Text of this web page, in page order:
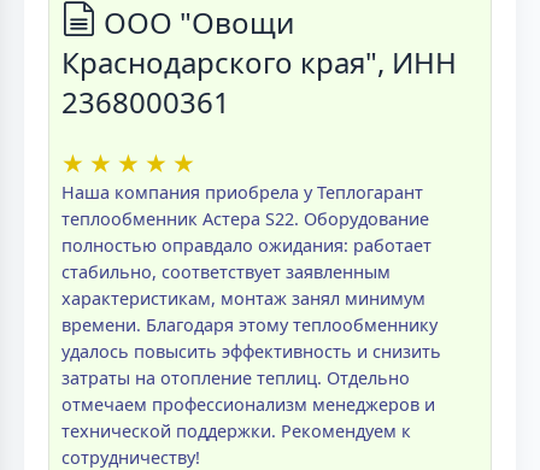
ООО "Овощи
Краснодарского края", ИНН
2368000361
★ ★ ★ ★ ★
Наша компания приобрела у Теплогарант
теплообменник Астера S22. Оборудование
полностью оправдало ожидания: работает
стабильно, соответствует заявленным
характеристикам, монтаж занял минимум
времени. Благодаря этому теплообменнику
удалось повысить эффективность и снизить
затраты на отопление теплиц. Отдельно
отмечаем профессионализм менеджеров и
технической поддержки. Рекомендуем к
сотрудничеству!